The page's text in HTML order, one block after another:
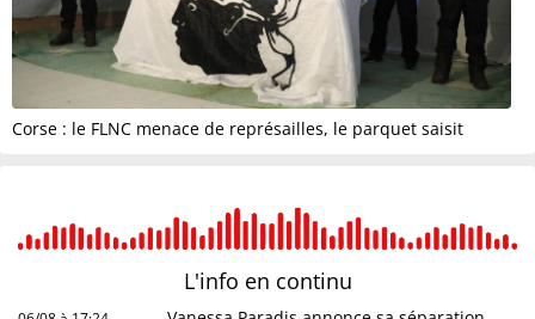
Corse : le FLNC menace de représailles, le parquet saisit
L'info en continu